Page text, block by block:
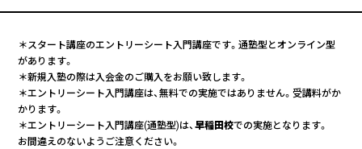
く
＊スタート講座のエントリーシート入門講座です。通塾型とオンライン型
があります。
＊新規入塾の際は入会金のご購入をお願い致します。
＊エントリーシート入門講座は、無料での実施ではありません。受講料がか
かります。
＊エントリーシート入門講座(通塾型)は、早稲田校での実施となります。
お間違えのないようご注意ください。